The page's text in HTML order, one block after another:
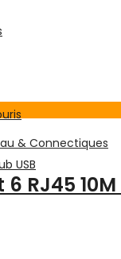
USB
& Connectiques
RJ45